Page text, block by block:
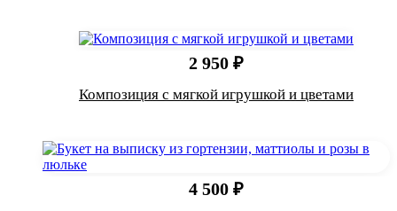
2 950 ₽
Композиция с мягкой игрушкой и цветами
4 500 ₽